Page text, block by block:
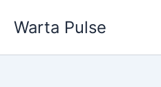
Warta Pulse